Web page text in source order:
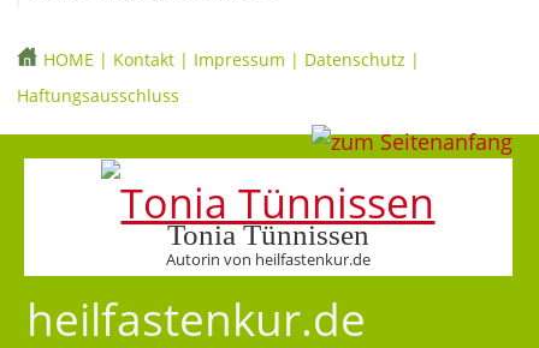
HOME | Kontakt | Impressum | Datenschutz |
Haftungsausschluss
Tonia Tünnissen
Autorin von heilfastenkur.de
heilfastenkur.de